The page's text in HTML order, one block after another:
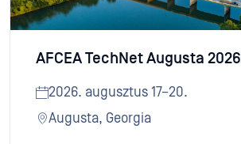
AFCEA TechNet Augusta 2026
2026. augusztus 17–20.
Augusta, Georgia